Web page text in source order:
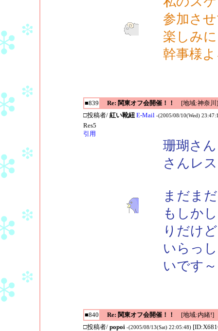
参加さ
楽しみ
幹事様
■839 Re: 関東オフ会開催！！
[地域:神奈川]
□投稿者/ 紅い靴紐 E-Mail -(2005/08/10(Wed)
Res5
引用
珊瑚さ
さんレ
まだま
もしか
りだけ
いらっ
いです
■840 Re: 関東オフ会開催！！
[地域:内緒!]
□投稿者/ popoi -(2005/08/13(Sat) 22:05:48)